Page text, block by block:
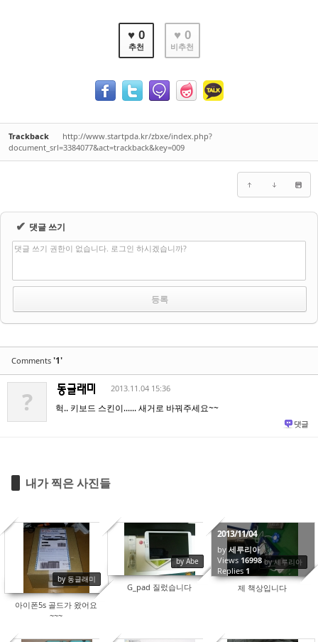
♥ 0
추천
♥ 0
비추천
Trackback
http://www.startpda.kr/zbxe/index.php?
document_srl=3384077&act=trackback&key=009
✔ 댓글 쓰기
댓글 쓰기 권한이 없습니다. 로그인 하시겠습니까?
Comments '1'
? 2013.11.04 15:36
헉.. 키보드 스킨이...... 새거로 바꿔주세요~~
댓글
내가 찍은 사진들
by 동글래미
17265
아이폰5s 골드가 왔어요
~~~
by Abe
16852
G_pad 질렀습니다
by 세루리아
2013/11/04
by세루리아
Views16998
Replies1
제 책상입니다